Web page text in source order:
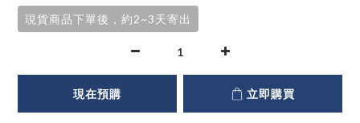
現貨商品下單後，約2~3天寄出
現在預購 立即購買